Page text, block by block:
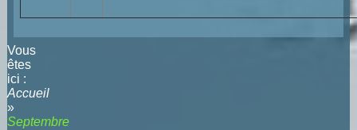
Vous
êtes
ici :
Accueil
»
Septembre